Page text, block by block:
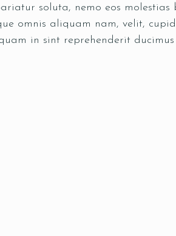
soluta, nemo eos
omnis aliquam nam, velit,
in sint reprehenderit